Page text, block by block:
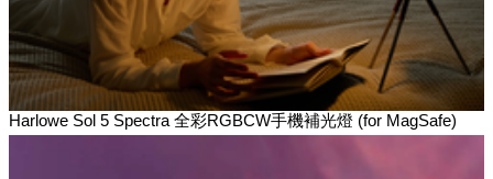
Harlowe Sol 5 Spectra 全彩RGBCW手機補光燈 (for MagSafe)